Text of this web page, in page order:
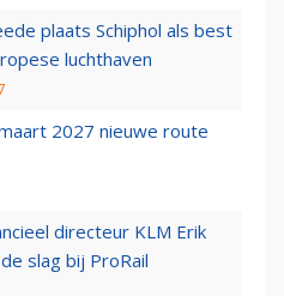
plaats Schiphol als best
luchthaven
2027 nieuwe route
directeur KLM Erik
slag bij ProRail